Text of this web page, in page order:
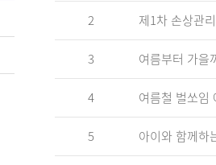
2 제1차 손상관
3 여름부터 가을
4 여름철 벌쏘임
5 아이와 함께하